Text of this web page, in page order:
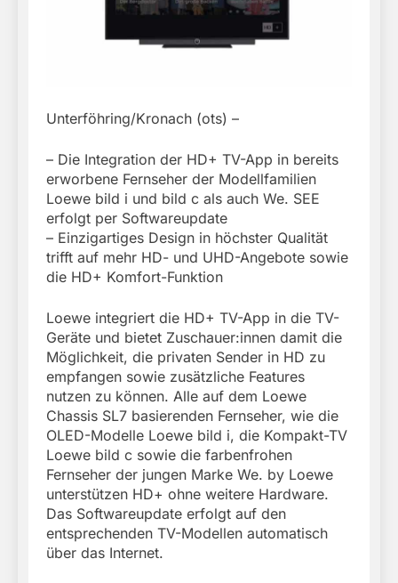
Unterföhring/Kronach (ots) –
– Die Integration der HD+ TV-App in bereits
erworbene Fernseher der Modellfamilien
Loewe bild i und bild c als auch We. SEE
erfolgt per Softwareupdate
– Einzigartiges Design in höchster Qualität
trifft auf mehr HD- und UHD-Angebote sowie
die HD+ Komfort-Funktion
Loewe integriert die HD+ TV-App in die TV-
Geräte und bietet Zuschauer:innen damit die
Möglichkeit, die privaten Sender in HD zu
empfangen sowie zusätzliche Features
nutzen zu können. Alle auf dem Loewe
Chassis SL7 basierenden Fernseher, wie die
OLED-Modelle Loewe bild i, die Kompakt-TV
Loewe bild c sowie die farbenfrohen
Fernseher der jungen Marke We. by Loewe
unterstützen HD+ ohne weitere Hardware.
Das Softwareupdate erfolgt auf den
entsprechenden TV-Modellen automatisch
über das Internet.